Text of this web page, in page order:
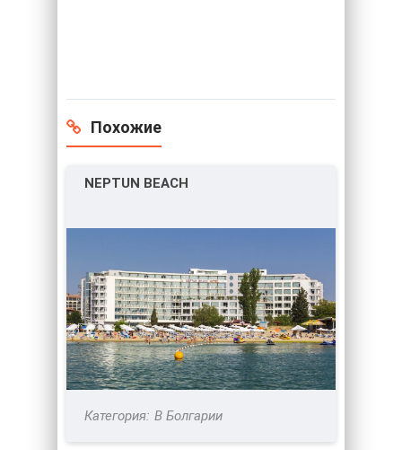
Похожие
NEPTUN BEACH
В Болгарии